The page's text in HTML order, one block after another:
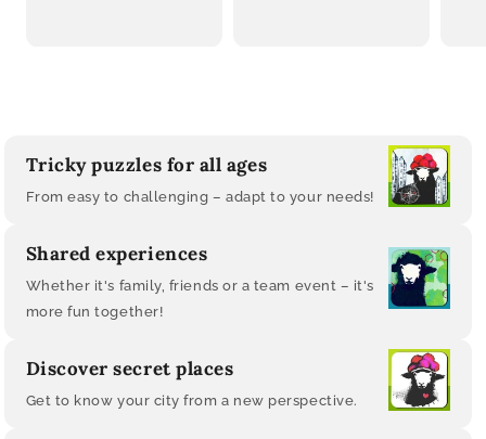
Tricky puzzles for all ages
From easy to challenging – adapt to your needs!
Shared experiences
Whether it's family, friends or a team event – ​​it's
more fun together!
Discover secret places
Get to know your city from a new perspective.